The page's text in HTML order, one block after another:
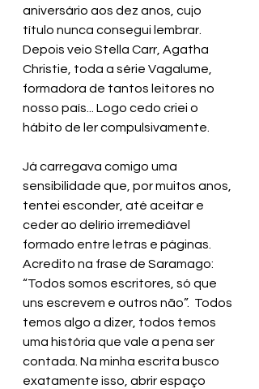
aniversário aos dez anos, cujo
título nunca consegui lembrar.
Depois veio Stella Carr, Agatha
Christie, toda a série Vagalume,
formadora de tantos leitores no
nosso país... Logo cedo criei o
hábito de ler compulsivamente.
Já carregava comigo uma
sensibilidade que, por muitos anos,
tentei esconder, até aceitar e
ceder ao delírio irremediável
formado entre letras e páginas.
Acredito na frase de Saramago:
“Todos somos escritores, só que
uns escrevem e outros não”.  Todos
temos algo a dizer, todos temos
uma história que vale a pena ser
contada. Na minha escrita busco
exatamente isso, abrir espaço